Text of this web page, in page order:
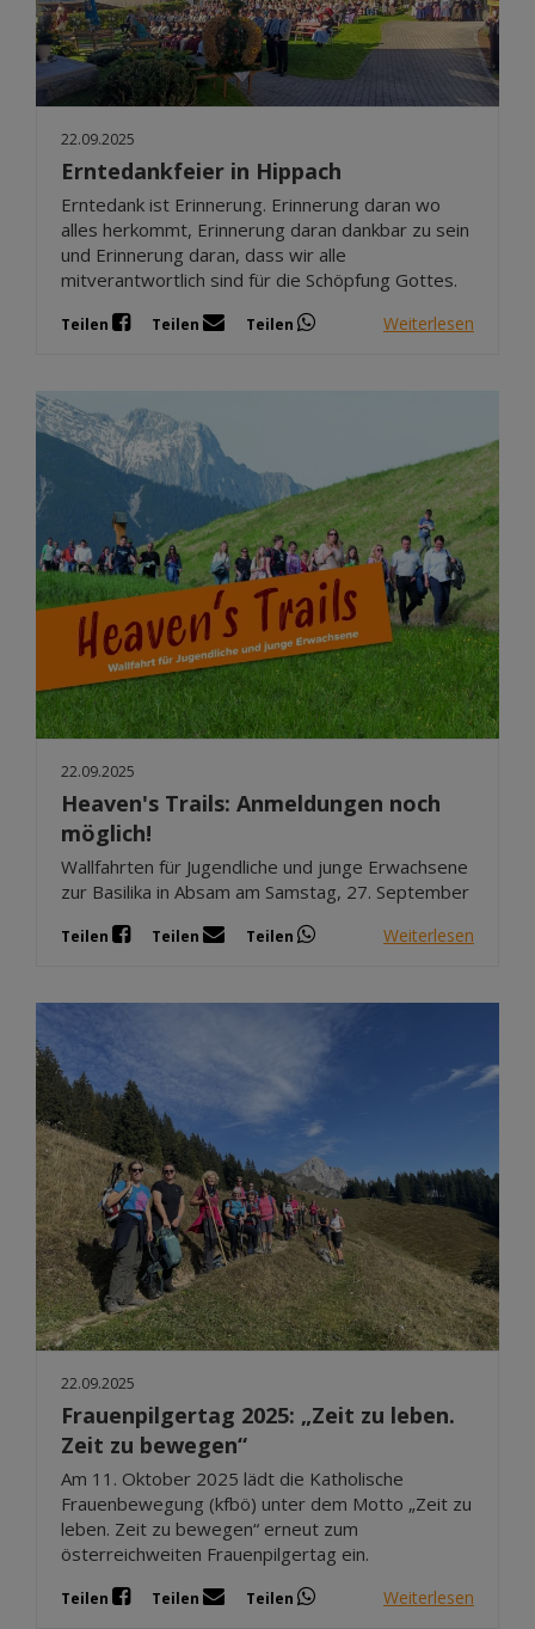
22.09.2025
Erntedankfeier in Hippach
Erntedank ist Erinnerung. Erinnerung daran wo
alles herkommt, Erinnerung daran dankbar zu sein
und Erinnerung daran, dass wir alle
mitverantwortlich sind für die Schöpfung Gottes.
Teilen Teilen Teilen Weiterlesen
22.09.2025
Heaven's Trails: Anmeldungen noch
möglich!
Wallfahrten für Jugendliche und junge Erwachsene
zur Basilika in Absam am Samstag, 27. September
Teilen Teilen Teilen Weiterlesen
22.09.2025
Frauenpilgertag 2025: „Zeit zu leben.
Zeit zu bewegen“
Am 11. Oktober 2025 lädt die Katholische
Frauenbewegung (kfbö) unter dem Motto „Zeit zu
leben. Zeit zu bewegen“ erneut zum
österreichweiten Frauenpilgertag ein.
Teilen Teilen Teilen Weiterlesen